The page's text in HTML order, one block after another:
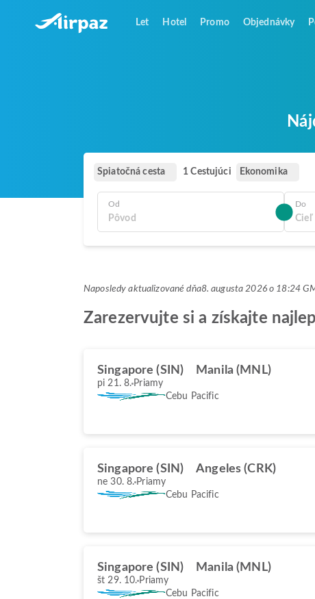
Let Hotel Promo Objednávky
Spiatočná cesta 1 Cestujúci Ekonomika
Od Do
Naposledy aktualizované dňa8. augusta 2026 o 18:24
Zarezervujte si a získajte
Singapore (SIN) Manila (MNL)
pi 21. 8. Priamy
Cebu Pacific
Singapore (SIN) Angeles (CRK)
ne 30. 8. Priamy
Cebu Pacific
Singapore (SIN) Manila (MNL)
št 29. 10. Priamy
Cebu Pacific